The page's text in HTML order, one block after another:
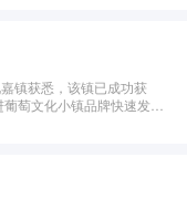
镇获悉，该镇已成功获
萄文化小镇品牌快速发展
小镇”被江苏省农委列